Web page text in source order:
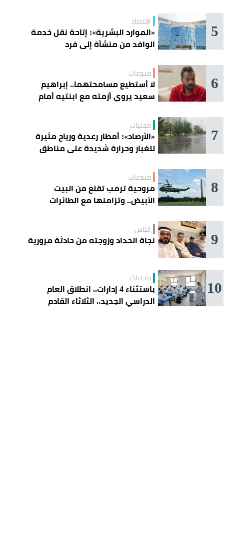
5 اقتصاد
«الموارد البشرية»: إتاحة نقل خدمة
الوافد من منشأة إلى فرد
6 منوعات
لا أستطيع مسامحتهما.. إبراهيم
سعيد يروي أزمته مع ابنتيه أمام
7 محليات
«الأرصاد»: أمطار رعدية ورياح مثيرة
للغبار وحرارة شديدة على مناطق
8 منوعات
مروحية ترمب تقلع من البيت
الأبيض.. وتزامنها مع الطائرات
9 الناس
نجاة الحداد وزوجته من حادثة مرورية
10 محليات
باستثناء 4 إدارات.. انطلاق العام
الدراسي الجديد.. الثلاثاء القادم